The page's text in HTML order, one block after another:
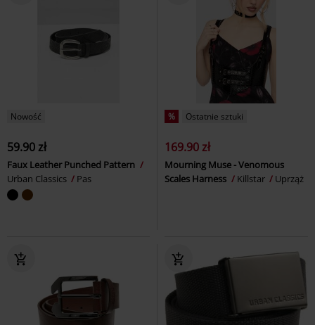
Nowość
59.90 zł
Faux Leather Punched Pattern
Urban Classics
Pas
% Ostatnie sztuki
169.90 zł
Mourning Muse - Venomous
Scales Harness
Killstar Uprząż